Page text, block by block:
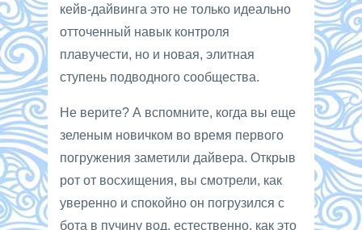
кейв-дайвинга это не только идеально
отточенный навык контроля
плавучести, но и новая, элитная
ступень подводного сообщества.
Не верите? А вспомните, когда вы еще
зеленым новичком во время первого
погружения заметили дайвера. Открыв
рот от восхищения, вы смотрели, как
уверенно и спокойно он погрузился с
бота в пучину вод, естественно, как это